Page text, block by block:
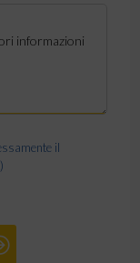
il